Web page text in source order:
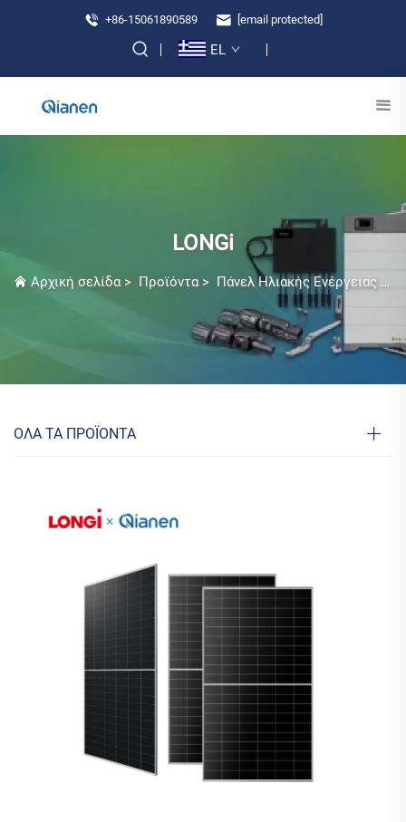
+86-15061890589 [email protected]
EL
LONGi
Αρχική σελίδα > Προϊόντα > Πάνελ Ηλιακής Ενέργειας Κατηγορίας 1
ΟΛΑ ΤΑ ΠΡΟΪΟΝΤΑ